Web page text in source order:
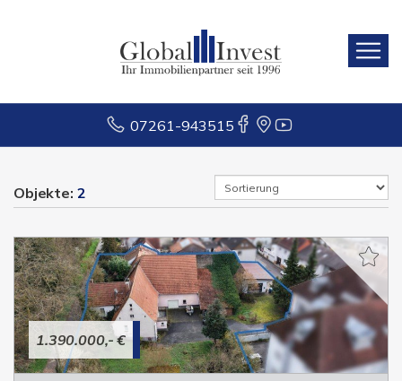
07261-943515
Objekte: 2
1.390.000,- €